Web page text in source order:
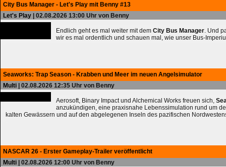
City Bus Manager - Let's Play mit Benny #13
Let's Play | 02.08.2026 13:00 Uhr von Benny
Endlich geht es mal weiter mit dem City Bus Manager. Und
wir es mal ordentlich und schauen mal, wie unser Bus-
Seaworks: Trap Season - Krabben und Meer im neuen Angelsimulator
Multi | 02.08.2026 12:35 Uhr von Benny
Aerosoft, Binary Impact und Alchemical Works freuen sich,
anzukündigen, eine praxisnahe Lebenssimulation rund um
kalten Gewässern und auf den abgelegenen Inseln des pazifischen
NASCAR 26 - Erster Gameplay-Trailer veröffentlicht
Multi | 02.08.2026 12:00 Uhr von Benny